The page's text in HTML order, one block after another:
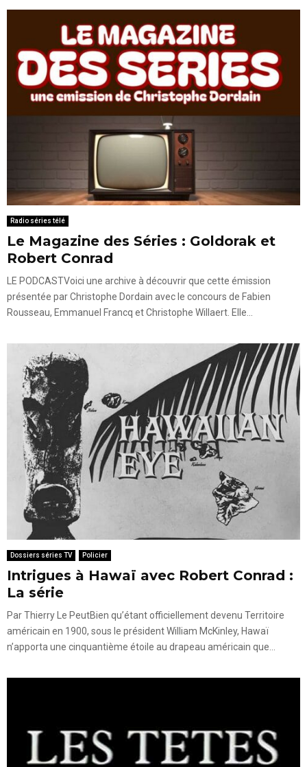
Radio séries télé
Le Magazine des Séries : Goldorak et
Robert Conrad
LE PODCASTVoici une archive à découvrir que cette émission
présentée par Christophe Dordain avec le concours de Fabien
Rousseau, Emmanuel Francq et Christophe Willaert. Elle...
Dossiers séries TV Policier
Intrigues à Hawaï avec Robert Conrad :
La série
Par Thierry Le PeutBien qu’étant officiellement devenu Territoire
américain en 1900, sous le président William McKinley, Hawaï
n’apporta une cinquantième étoile au drapeau américain que...